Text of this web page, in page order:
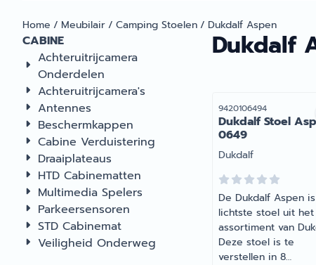
Home / Meubilair/ Camping Stoelen/ Dukdalf Aspen
CABINE
Achteruitrijcamera
Onderdelen
Achteruitrijcamera's
Antennes
Beschermkappen
Cabine Verduistering
Draaiplateaus
HTD Cabinematten
Multimedia Spelers
Parkeersensoren
STD Cabinemat
Veiligheid Onderweg
Dukdalf
Artikelnummer
9420106494
Dukdalf Stoel
0649
Merk:
Dukdalf
De Dukdalf Aspen
lichtste stoel uit het
assortiment van
Deze stoel is te
verstellen in 8